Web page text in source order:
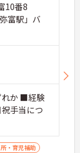
10番8
富駅」バ
れか ■経験
手当につ
・育児補助